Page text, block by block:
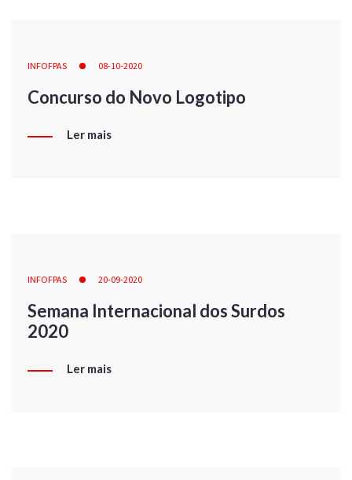
INFOFPAS 08-10-2020
Concurso do Novo Logotipo
Ler mais
INFOFPAS 20-09-2020
Semana Internacional dos Surdos
2020
Ler mais